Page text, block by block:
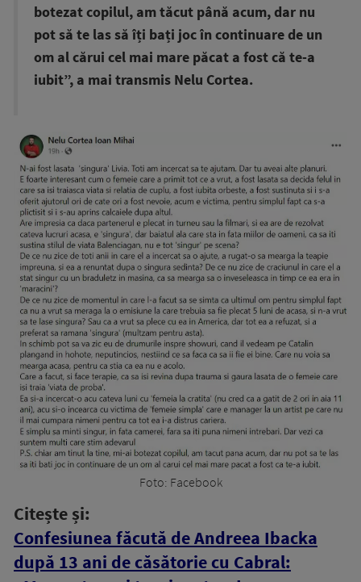
botezat copilul, am tăcut până acum, dar nu
pot să te las să îți bați joc în continuare de un
om al cărui cel mai mare păcat a fost că te-a
iubit”, a mai transmis Nelu Cortea.
Foto: Facebook
Citește și:
Confesiunea făcută de Andreea Ibacka
după 13 ani de căsătorie cu Cabral: